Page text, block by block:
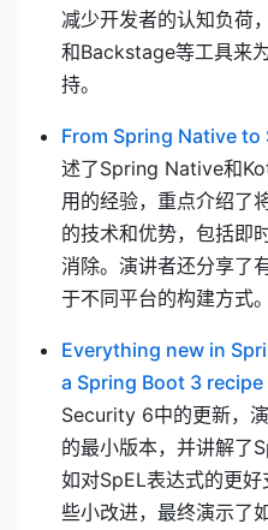
减少开发者的认知负荷
和Backstage等工具来
持。
From Spring Native to
述了Spring Native和
用的经验，重点介绍了
的技术和优势，包括即
消除。演讲者还分享了
于不同平台的构建方式。
Everything new in
a Spring Boot 3 recipe
Security 6中的更新，
的最小版本，并讲解了
如对SpEL表达式的更
些小改进，最终演示了